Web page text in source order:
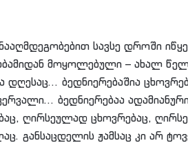
სავსე დროში
მოყოლებული – ახალ
დღესაც… ბედნიერებაშია
ბედნიერებაა
ღირსეულად ცხოვრებაც,
განსაცდელის ჟამსაც კი არ